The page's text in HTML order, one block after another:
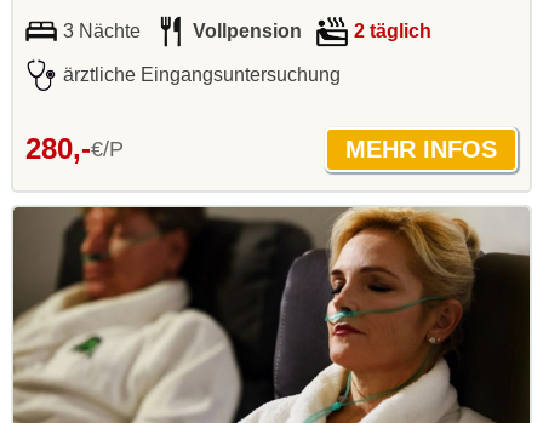
3 Nächte Vollpension 2 täglich
ärztliche Eingangsuntersuchung
280,-€/P